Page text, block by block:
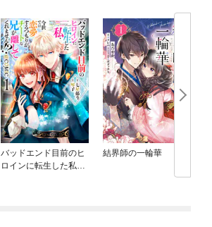
バッドエンド目前のヒ
ロインに転生した私、
結界師の一輪華